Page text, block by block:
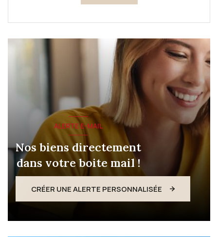
ALERTE E-MAIL
Nos biens directement
dans votre boite mail !
CRÉER UNE ALERTE PERSONNALISÉE